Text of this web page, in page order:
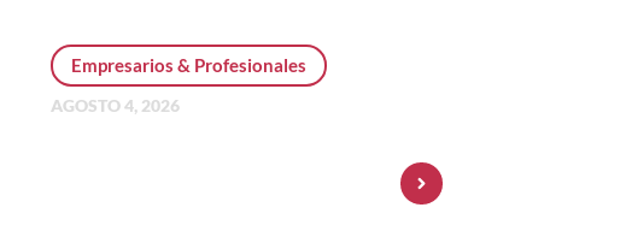
Empresarios & Profesionales
AGOSTO 4, 2026